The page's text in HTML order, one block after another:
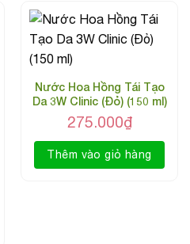
các thành phần thiên nhiên
hiệu quả.
glycerin, alcohol denat,
mume fuit water…
tác dụng thấm sâu vào da,
Nước Hoa Hồng Tái Tạo
Da 3W Clinic (Đỏ) (150 ml)
275.000₫
Thêm vào giỏ hàng